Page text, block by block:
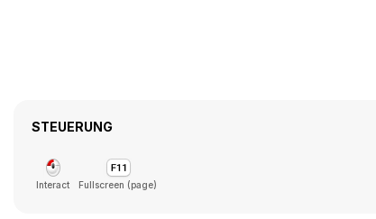
STEUERUNG
Interact Fullscreen (page)